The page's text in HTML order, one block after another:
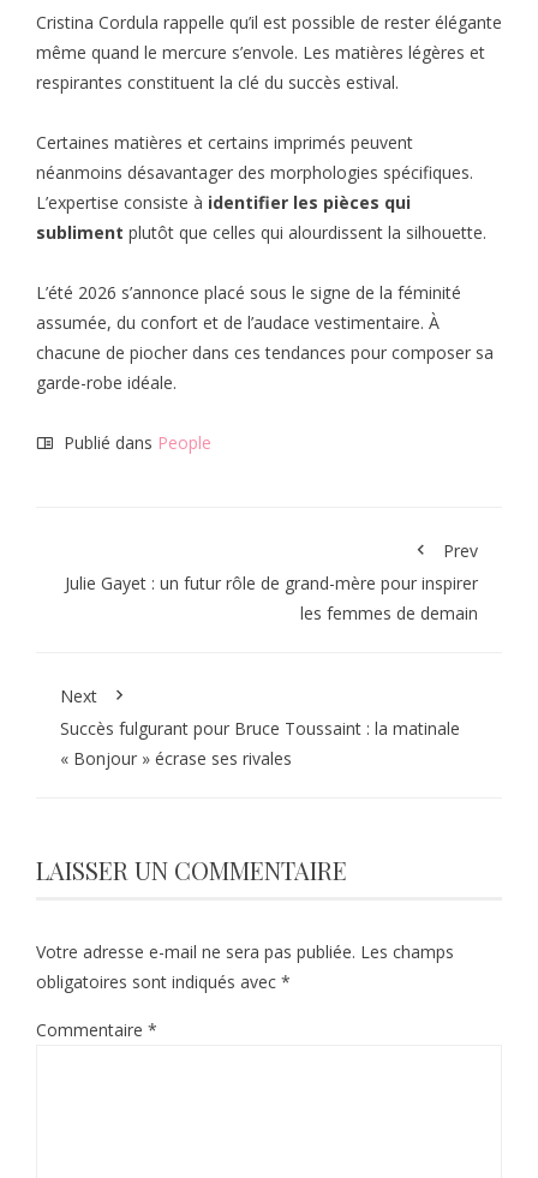
Cristina Cordula rappelle qu’il est possible de rester élégante
même quand le mercure s’envole. Les matières légères et
respirantes constituent la clé du succès estival.
Certaines matières et certains imprimés peuvent
néanmoins désavantager des morphologies spécifiques.
L’expertise consiste à identifier les pièces qui
subliment plutôt que celles qui alourdissent la silhouette.
L’été 2026 s’annonce placé sous le signe de la féminité
assumée, du confort et de l’audace vestimentaire. À
chacune de piocher dans ces tendances pour composer sa
garde-robe idéale.
Publié dans People
Prev
Julie Gayet : un futur rôle de grand-mère pour inspirer
les femmes de demain
Next
Succès fulgurant pour Bruce Toussaint : la matinale
« Bonjour » écrase ses rivales
LAISSER UN COMMENTAIRE
Votre adresse e-mail ne sera pas publiée. Les champs
obligatoires sont indiqués avec *
Commentaire *